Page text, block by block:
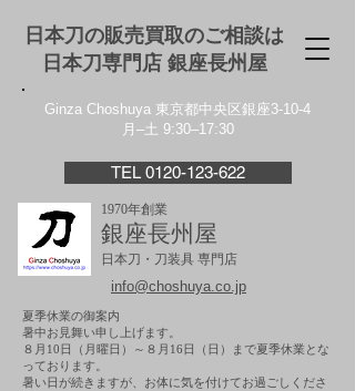
日本刀の販売買取のご相談は
日本刀専門店 銀座⻑州屋
Ginza Choshuya 東京都中央区銀座3-10-4
月–土 9:30–17:30
TEL 0120-123-622
1970年創業
銀座長州屋
日本刀・刀装具 専門店
info@choshuya.co.jp
夏季休業の御案内
暑中お見舞い申し上げます。
８月10日（月曜日）～８月16日（日）まで夏季休業とな
っております。
​暑い日が続きますが、お体に気を付けてお過ごしくださ